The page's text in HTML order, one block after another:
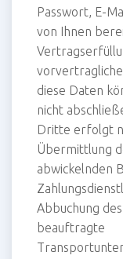
Passwort, E-
von Ihnen
diese Daten
nicht
Dritte erfolgt
Übermittlung
abwickelnden
Abbuchung
beauftragte